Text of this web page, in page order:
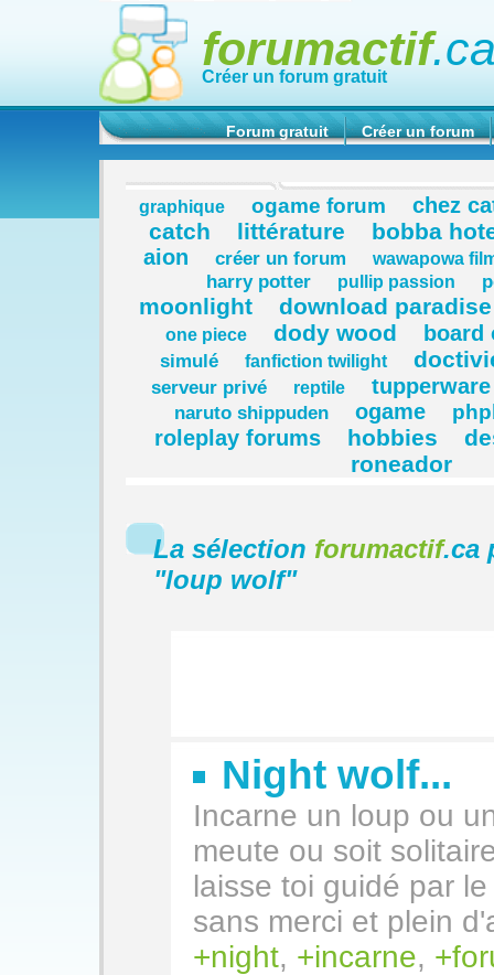
forumactif
Créer un forum gratuit
Forum gratuit Créer un forum
graphique ogame forum chez
catch littérature bobba
aion créer un forum wawapowa
harry potter pullip passion
moonlight download paradise
one piece dody wood board
simulé fanfiction twilight
serveur privé reptile tupperware
naruto shippuden ogame
roleplay forums hobbies
roneador
La sélection forumactif.ca
"loup wolf"
Night wolf...
Incarne un loup ou
meute ou soit
laisse toi guidé par
sans merci et plein
night, incarne,